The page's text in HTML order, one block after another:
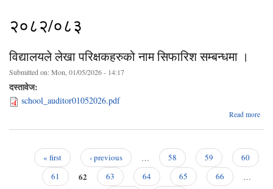
२०८२/०८३
विद्यालयले लेखा परिक्षकहरुको नाम सिफारिश सम्बन्धमा ।
Submitted on:Mon, 01/05/2026 - 14:17
दस्तावेज:
school_auditor01052026.pdf
Read more
« first ‹ previous … 58 59
60
61
62 63 64 65 66
…